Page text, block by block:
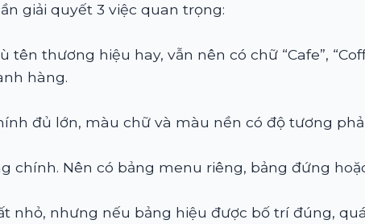
giải quyết 3 việc quan trọng:
thương hiệu hay, vẫn nên có chữ “Cafe”,
hàng.
đủ lớn, màu chữ và màu nền có độ tương
chính. Nên có bảng menu riêng, bảng đứng
nhỏ, nhưng nếu bảng hiệu được bố trí đúng,